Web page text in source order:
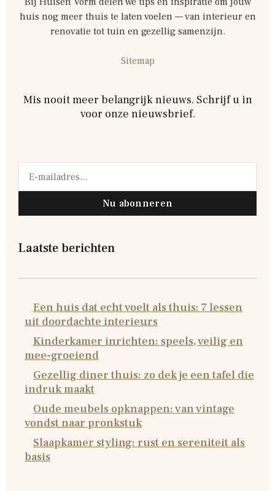
huis nog meer thuis te laten voelen — van interieur en
renovatie tot tuin en gezellig samenzijn.
Sitemap
Mis nooit meer belangrijk nieuws. Schrijf u in
voor onze nieuwsbrief.
Nu abonneren
Laatste berichten
Een huis dat echt voelt als thuis: 7 lessen
uit doordachte interieurs
Kinderkamer inrichten: speels, veilig en
mee-groeiend
Gezellig diner thuis: zo dek je een tafel die
indruk maakt
Oude meubels opknappen: van vintage
vondst naar pronkstuk
Slaapkamer styling: rust en sereniteit als
basis